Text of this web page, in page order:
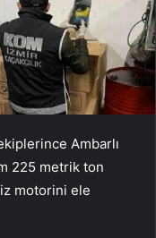
Ambarlı
225 metrik ton
motorini ele